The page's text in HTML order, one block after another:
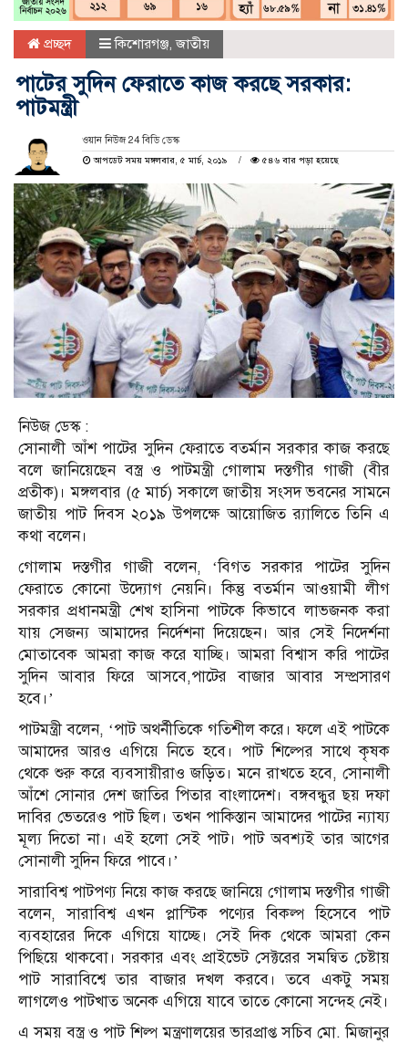
প্রচ্ছদ কিশোরগঞ্জ,জাতীয়
পাটের সুদিন ফেরাতে কাজ করছে সরকার:
পাটমন্ত্রী
ওয়ান নিউজ 24 বিডি ডেস্ক
আপডেট সময় মঙ্গলবার, ৫ মার্চ, ২০১৯
৫৪৬ বার পড়া হয়েছে
নিউজ ডেস্ক :
সোনালী আঁশ পাটের সুদিন ফেরাতে বতর্মান সরকার কাজ করছে
বলে জানিয়েছেন বস্ত্র ও পাটমন্ত্রী গোলাম দস্তগীর গাজী (বীর
প্রতীক)। মঙ্গলবার (৫ মার্চ) সকালে জাতীয় সংসদ ভবনের সামনে
জাতীয় পাট দিবস ২০১৯ উপলক্ষে আয়োজিত র‌্যালিতে তিনি এ
কথা বলেন।
গোলাম দস্তগীর গাজী বলেন, ‘বিগত সরকার পাটের সুদিন
ফেরাতে কোনো উদ্যোগ নেয়নি। কিন্তু বতর্মান আওয়ামী লীগ
সরকার প্রধানমন্ত্রী শেখ হাসিনা পাটকে কিভাবে লাভজনক করা
যায় সেজন্য আমাদের নির্দেশনা দিয়েছেন। আর সেই নিদের্শনা
মোতাবেক আমরা কাজ করে যাচ্ছি। আমরা বিশ্বাস করি পাটের
সুদিন আবার ফিরে আসবে,পাটের বাজার আবার সম্প্রসারণ
হবে।’
পাটমন্ত্রী বলেন, ‘পাট অথর্নীতিকে গতিশীল করে। ফলে এই পাটকে
আমাদের আরও এগিয়ে নিতে হবে। পাট শিল্পের সাথে কৃষক
থেকে শুরু করে ব্যবসায়ীরাও জড়িত। মনে রাখতে হবে, সোনালী
আঁশে সোনার দেশ জাতির পিতার বাংলাদেশ। বঙ্গবন্ধুর ছয় দফা
দাবির ভেতরেও পাট ছিল। তখন পাকিস্তান আমাদের পাটের ন্যায্য
মূল্য দিতো না। এই হলো সেই পাট। পাট অবশ্যই তার আগের
সোনালী সুদিন ফিরে পাবে।’
সারাবিশ্ব পাটপণ্য নিয়ে কাজ করছে জানিয়ে গোলাম দস্তগীর গাজী
বলেন, সারাবিশ্ব এখন প্লাস্টিক পণ্যের বিকল্প হিসেবে পাট
ব্যবহারের দিকে এগিয়ে যাচ্ছে। সেই দিক থেকে আমরা কেন
পিছিয়ে থাকবো। সরকার এবং প্রাইভেট সেক্টরের সমন্বিত চেষ্টায়
পাট সারাবিশ্বে তার বাজার দখল করবে। তবে একটু সময়
লাগলেও পাটখাত অনেক এগিয়ে যাবে তাতে কোনো সন্দেহ নেই।
এ সময় বস্ত্র ও পাট শিল্প মন্ত্রণালয়ের ভারপ্রাপ্ত সচিব মো. মিজানুর